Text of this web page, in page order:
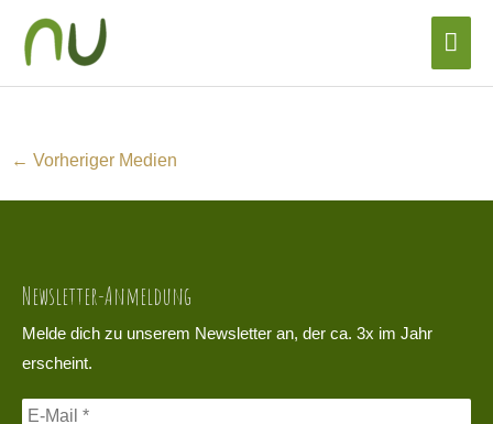
Inhalt
← Vorheriger Medien
Newsletter-Anmeldung
Melde dich zu unserem Newsletter an, der ca. 3x im Jahr
erscheint.